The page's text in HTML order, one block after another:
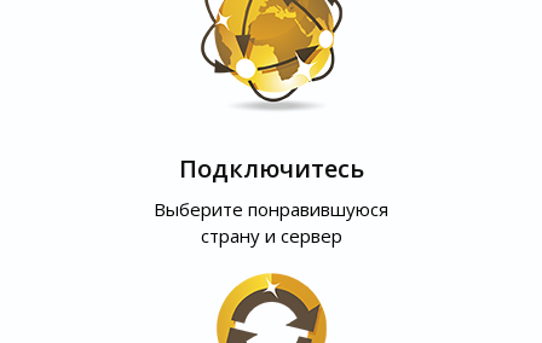
Подключитесь
Выберите понравившуюся
страну и сервер